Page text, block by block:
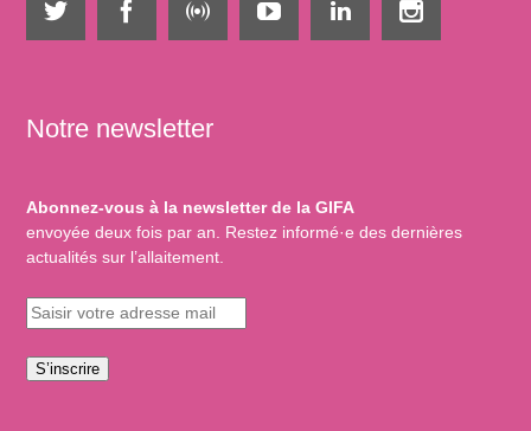
Notre newsletter
Abonnez-vous à la newsletter de la GIFA
envoyée deux fois par an. Restez informé·e des dernières
actualités sur l’allaitement.
S’inscrire